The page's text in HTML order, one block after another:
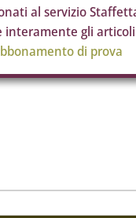
al servizio
interamente gli
di prova